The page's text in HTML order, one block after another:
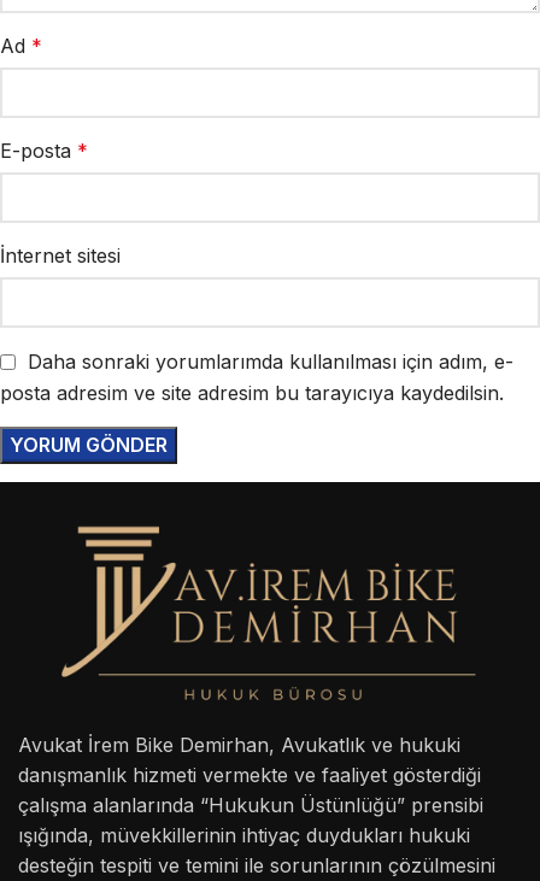
Ad *
E-posta *
İnternet sitesi
Daha sonraki yorumlarımda kullanılması için adım, e-
posta adresim ve site adresim bu tarayıcıya kaydedilsin.
Avukat İrem Bike Demirhan, Avukatlık ve hukuki
danışmanlık hizmeti vermekte ve faaliyet gösterdiği
çalışma alanlarında “Hukukun Üstünlüğü” prensibi
ışığında, müvekkillerinin ihtiyaç duydukları hukuki
desteğin tespiti ve temini ile sorunlarının çözülmesini